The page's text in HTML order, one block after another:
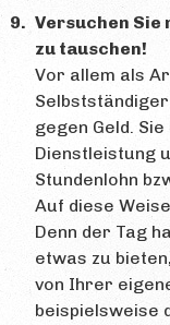
Versuchen Sie
zu tauschen!
Vor allem als
gegen Geld.
Dienstleistung
Stundenlohn
Auf diese
Denn der Tag
etwas zu
von Ihrer
beispielsweise